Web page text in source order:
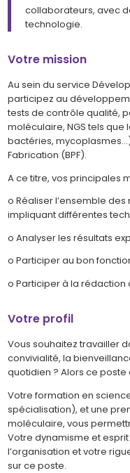
collaborateurs, avec
technologie.
Votre mission
Au sein du service
participez au
tests de contrôle qualité,
moléculaire, NGS tels
bactéries,
Fabrication (BPF).
A ce titre, vos principales
o Réaliser l’ensemble
impliquant différentes
o Analyser les résultats
o Participer au bon
o Participer à la
Votre profil
Vous souhaitez travailler
convivialité, la
quotidien ? Alors ce
Votre formation en
spécialisation), et une
moléculaire, vous
Votre dynamisme et
l’organisation et votre
sur ce poste.